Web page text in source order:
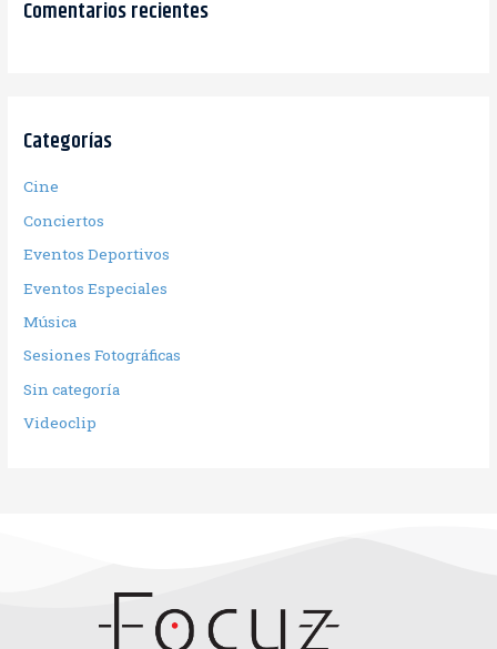
Comentarios recientes
Categorías
Cine
Conciertos
Eventos Deportivos
Eventos Especiales
Música
Sesiones Fotográficas
Sin categoría
Videoclip